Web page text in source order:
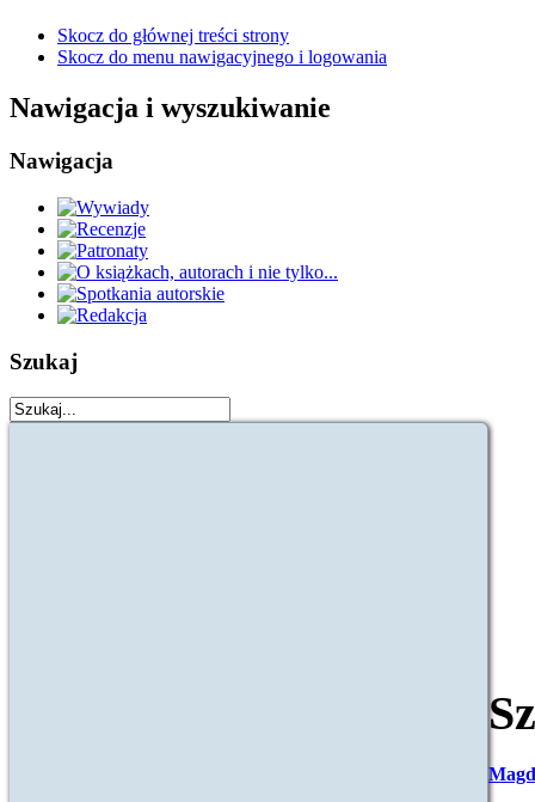
Skocz do głównej treści strony
Skocz do menu nawigacyjnego i logowania
Nawigacja i wyszukiwanie
Nawigacja
Szukaj